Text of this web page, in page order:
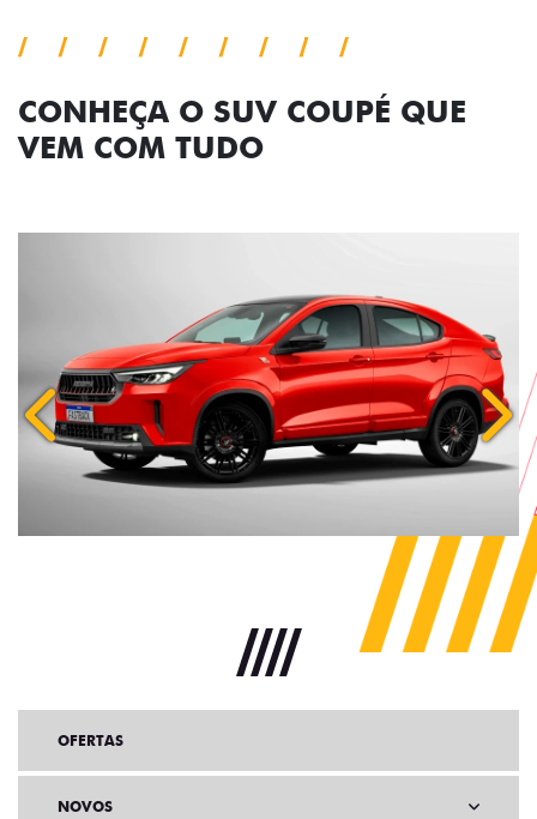
CONHEÇA O SUV COUPÉ QUE
VEM COM TUDO
Anterior
OFERTAS
NOVOS